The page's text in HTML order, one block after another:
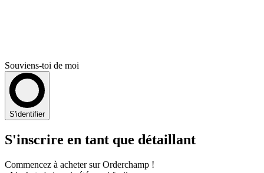
Souviens-toi de moi
S'identifier
S'inscrire en tant que détaillant
Commencez à acheter sur Orderchamp !